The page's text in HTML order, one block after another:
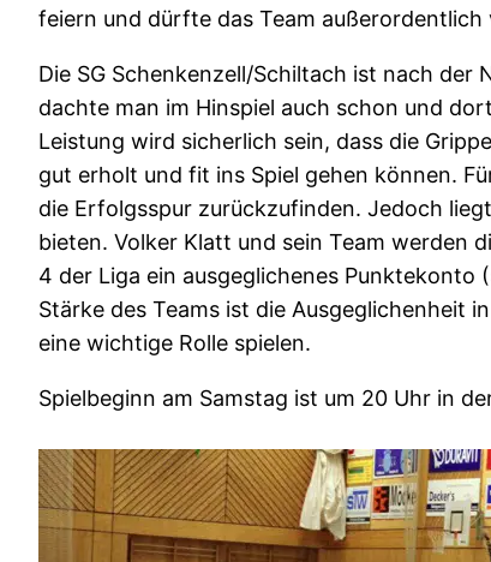
feiern und dürfte das Team außerordentlich
Die SG Schenkenzell/Schiltach ist nach der
dachte man im Hinspiel auch schon und
Leistung wird sicherlich sein, dass die
gut erholt und fit ins Spiel gehen können.
die Erfolgsspur zurückzufinden. Jedoch
bieten. Volker Klatt und sein Team werden
4 der Liga ein ausgeglichenes Punktekonto
Stärke des Teams ist die Ausgeglichenheit
eine wichtige Rolle spielen.
Spielbeginn am Samstag ist um 20 Uhr in